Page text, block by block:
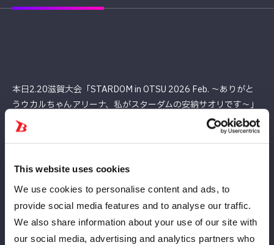
This website uses cookies
We use cookies to personalise content and ads, to
provide social media features and to analyse our traffic.
We also share information about your use of our site with
our social media, advertising and analytics partners who
本日2.20滋賀大会「STARDOM in OTSU 2026 Feb. 〜ありがと
うウカルちゃんアリーナ、私がスターダムの安納サオリです〜」
にて、当日券を販売いたします！
発売開始時間は下記の通りです。
◆2月20日(金) 滋賀・ウカルちゃんアリーナ
https://wwr-stardom.com/schedule/20260220_otsu/